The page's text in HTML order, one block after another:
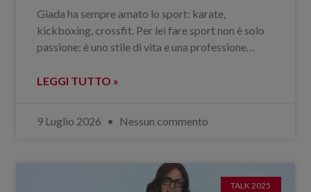
Giada ha sempre amato lo sport: karate,
kickboxing, crossfit. Per lei fare sport non è solo
passione: è uno stile di vita e una professione…
LEGGI TUTTO »
9 Luglio 2026 Nessun commento
TALK 2025